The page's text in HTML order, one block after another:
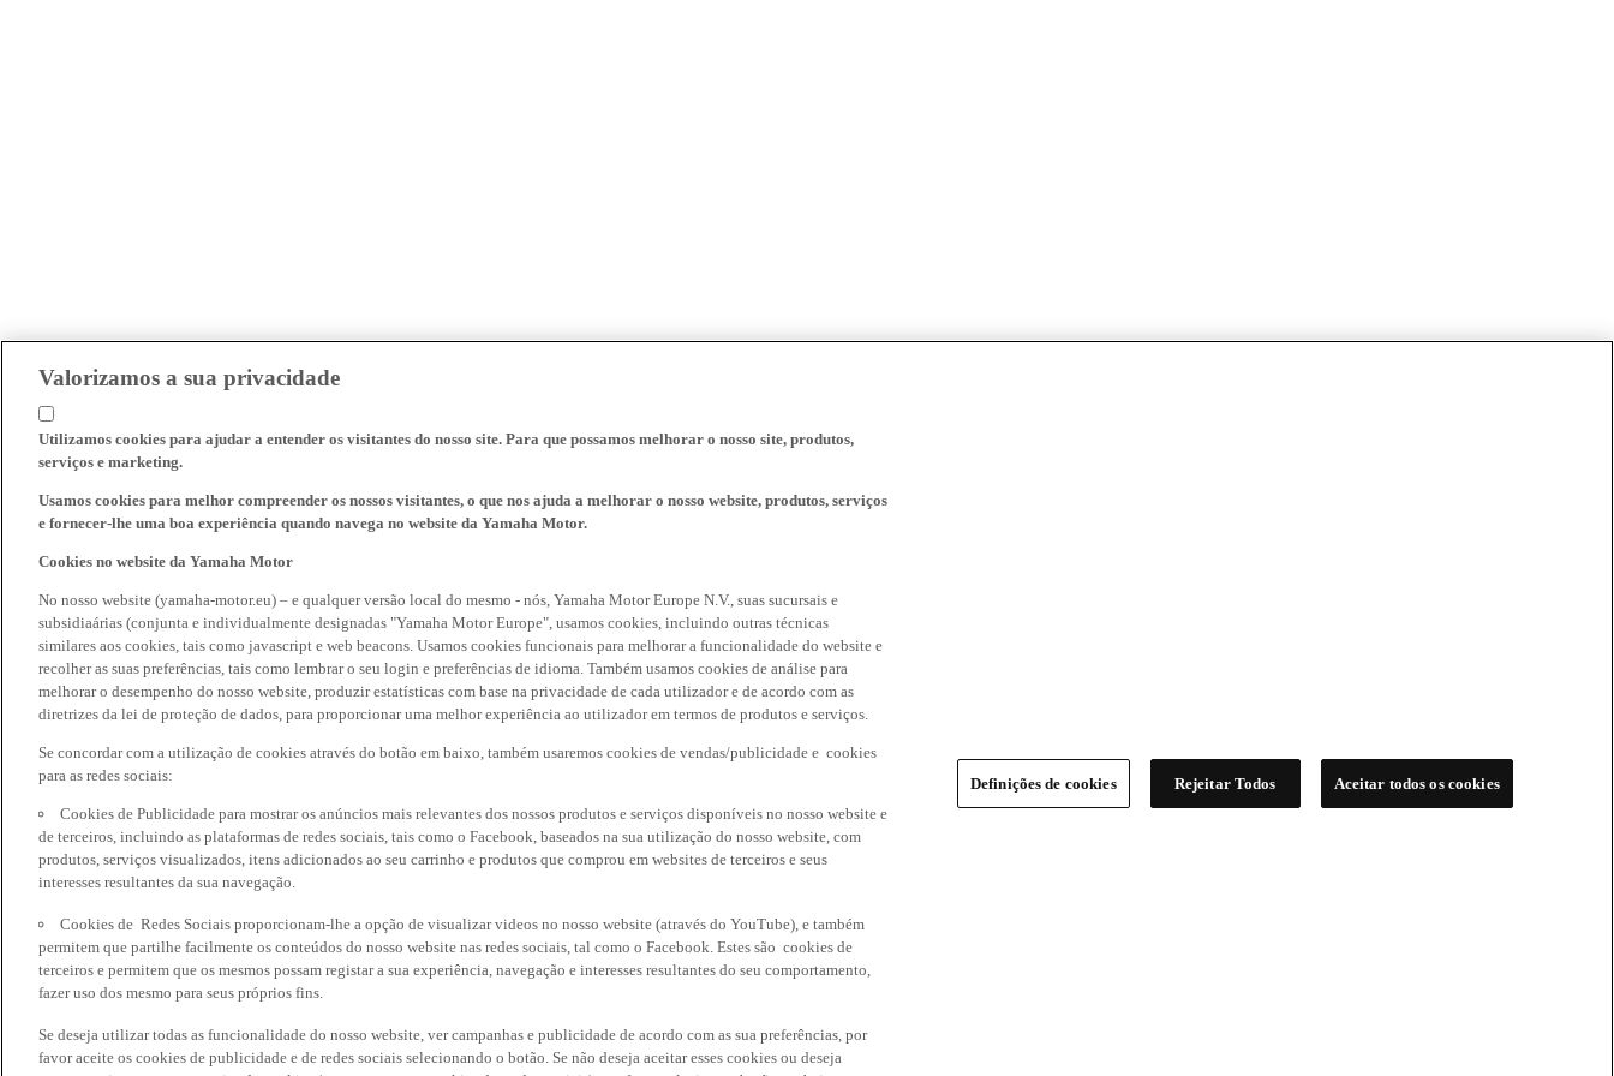
Valorizamos a sua privacidade
Utilizamos cookies para ajudar a entender os visitantes do nosso site. Para que possamos melhorar o nosso site, produtos,
serviços e marketing.
Usamos cookies para melhor compreender os nossos visitantes, o que nos ajuda a melhorar o nosso website, produtos, serviços
e fornecer-lhe uma boa experiência quando navega no website da Yamaha Motor.
Cookies no website da Yamaha Motor
No nosso website (yamaha-motor.eu) – e qualquer versão local do mesmo - nós, Yamaha Motor Europe N.V., suas sucursais e
subsidiaárias (conjunta e individualmente designadas "Yamaha Motor Europe", usamos cookies, incluindo outras técnicas
similares aos cookies, tais como javascript e web beacons. Usamos cookies funcionais para melhorar a funcionalidade do website e
recolher as suas preferências, tais como lembrar o seu login e preferências de idioma. Também usamos cookies de análise para
melhorar o desempenho do nosso website, produzir estatísticas com base na privacidade de cada utilizador e de acordo com as
diretrizes da lei de proteção de dados, para proporcionar uma melhor experiência ao utilizador em termos de produtos e serviços.
Se concordar com a utilização de cookies através do botão em baixo, também usaremos cookies de vendas/publicidade e cookies
para as redes sociais:
Cookies de Publicidade para mostrar os anúncios mais relevantes dos nossos produtos e serviços disponíveis no nosso website e
de terceiros, incluindo as plataformas de redes sociais, tais como o Facebook, baseados na sua utilização do nosso website, com
produtos, serviços visualizados, itens adicionados ao seu carrinho e produtos que comprou em websites de terceiros e seus
interesses resultantes da sua navegação.
Cookies de Redes Sociais proporcionam-lhe a opção de visualizar videos no nosso website (através do YouTube), e também
permitem que partilhe facilmente os conteúdos do nosso website nas redes sociais, tal como o Facebook. Estes são cookies de
terceiros e permitem que os mesmos possam registar a sua experiência, navegação e interesses resultantes do seu comportamento,
fazer uso dos mesmo para seus próprios fins.
Se deseja utilizar todas as funcionalidade do nosso website, ver campanhas e publicidade de acordo com as sua preferências, por
favor aceite os cookies de publicidade e de redes sociais selecionando o botão. Se não deseja aceitar esses cookies ou deseja
Definições de cookies Rejeitar Todos Aceitar todos os cookies